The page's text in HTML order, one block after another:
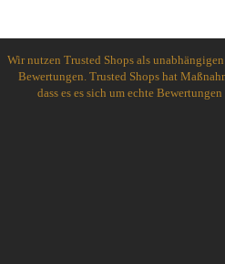
Wir nutzen Trusted Shops als
Bewertungen. Trusted Shops hat
dass es es sich um echte